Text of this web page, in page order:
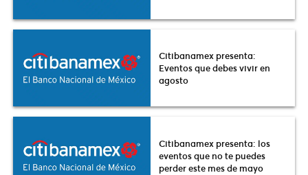
Citibanamex presenta:
Eventos que debes vivir en
agosto
Citibanamex presenta: los
eventos que no te puedes
perder este mes de mayo